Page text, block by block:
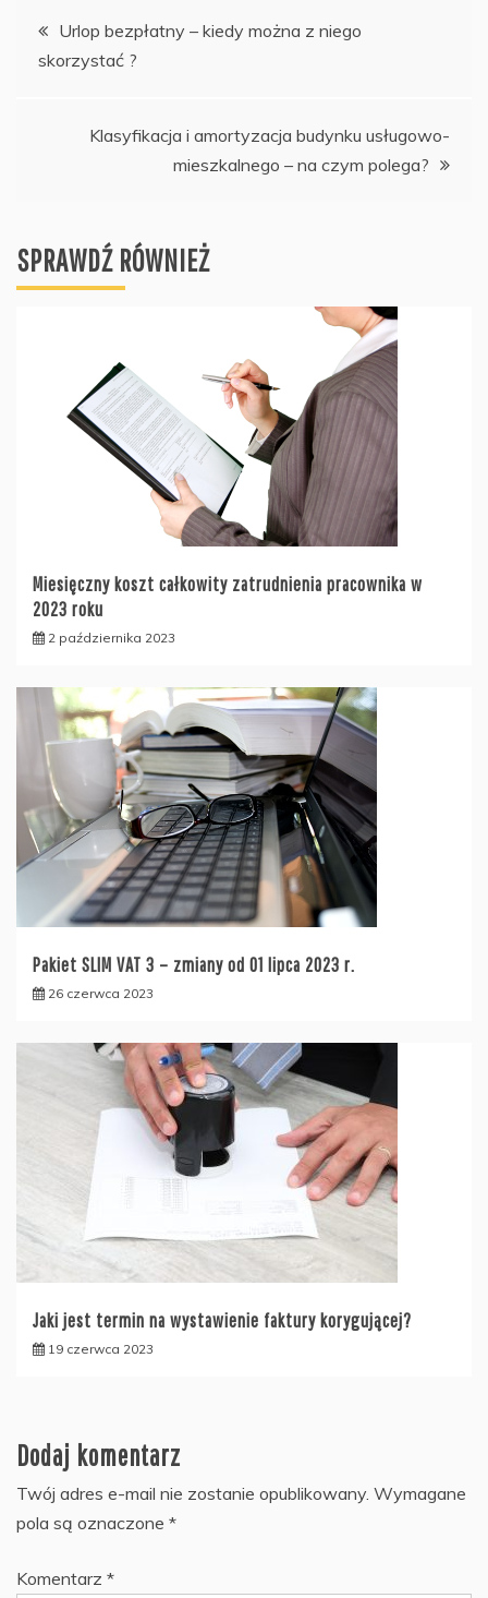
Nawigacja
wpisu
Urlop bezpłatny – kiedy można z niego
skorzystać ?
Klasyfikacja i amortyzacja budynku usługowo-
mieszkalnego – na czym polega?
SPRAWDŹ RÓWNIEŻ
Miesięczny koszt całkowity zatrudnienia pracownika w
2023 roku
2 października 2023
Pakiet SLIM VAT 3 – zmiany od 01 lipca 2023 r.
26 czerwca 2023
Jaki jest termin na wystawienie faktury korygującej?
19 czerwca 2023
Dodaj komentarz
Twój adres e-mail nie zostanie opublikowany. Wymagane
pola są oznaczone *
Komentarz *